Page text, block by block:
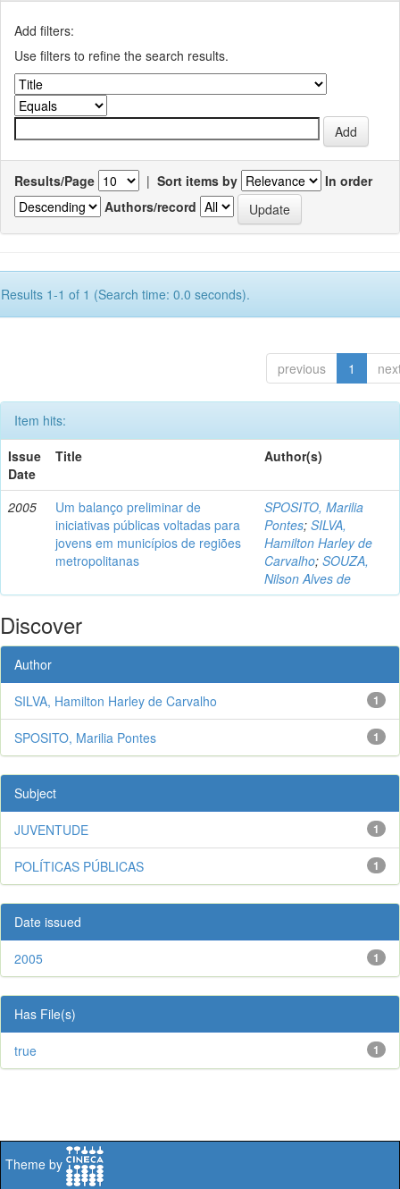
Add filters:
Use filters to refine the search results.
Results/Page | Sort items by
In order
Authors/record
Results 1-1 of 1 (Search time: 0.0 seconds).
previous 1
Item hits:
Issue
Date
Title Author(s)
2005
Um balanço preliminar de
iniciativas públicas voltadas para
jovens em municípios de regiões
metropolitanas
SPOSITO, Marilia
Pontes; SILVA,
Hamilton Harley de
Carvalho; SOUZA,
Nilson Alves de
Discover
Author
1
SILVA, Hamilton Harley de Carvalho
1
SPOSITO, Marilia Pontes
Subject
1
JUVENTUDE
1
POLÍTICAS PÚBLICAS
Date issued
1
2005
Has File(s)
1
true
Theme by